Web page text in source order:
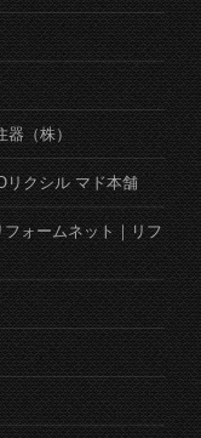
器（株）
リクシル マド本舗
ォームネット｜リフ